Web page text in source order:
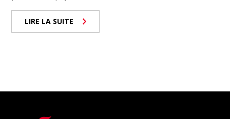
LIRE LA SUITE